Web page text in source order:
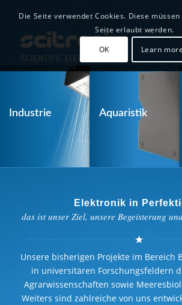
Industrie Aquaristik
Elektronik in
das ist unser Ziel, unsere Begeisterung
Unsere bisherigen Projekte im Bereich
in universitären Forschungsfeldern
Agrarwissenschaften sowie
Weiters sind zahlreiche von uns
Die Seite verwendet Cookies. Diese
Seite erlaubt werden.
OK
Learn more